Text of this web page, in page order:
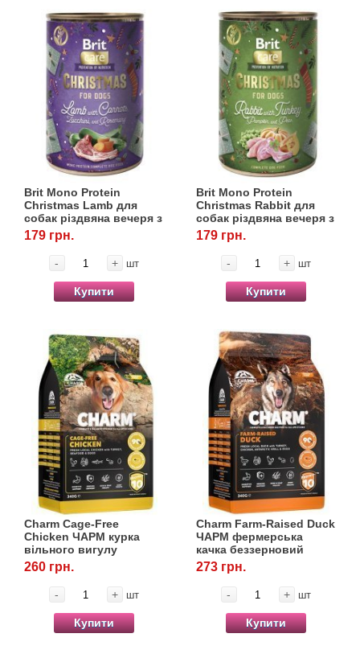
Brit Mono Protein
Christmas Lamb для
собак різдвяна вечеря з
ягнятком, 400 г
179 грн.
- + шт
Купити
Brit Mono Protein
Christmas Rabbit для
собак різдвяна вечеря з
кроликом, 400 г
179 грн.
- + шт
Купити
Charm Cage-Free
Chicken ЧАРМ курка
вільного вигулу
беззерновий холістик
для собак, 340 г
260 грн.
- + шт
Купити
Charm Farm-Raised Duck
ЧАРМ фермерська
качка беззерновий
холістик для собак, 340
г
273 грн.
- + шт
Купити